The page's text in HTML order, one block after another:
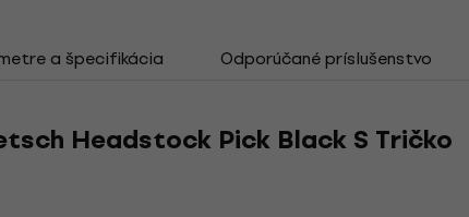
a špecifikácia Odporúčané príslušenstvo
Headstock Pick Black S Tričko